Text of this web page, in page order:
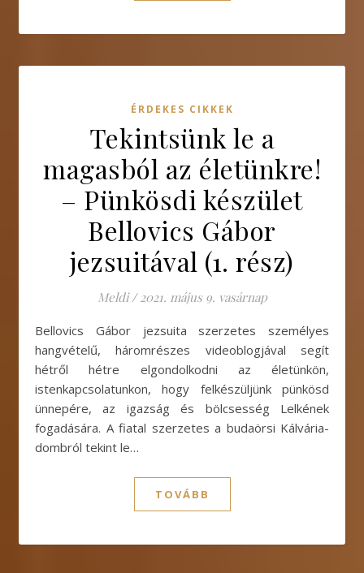
ÉRDEKES CIKKEK
Tekintsünk le a
magasból az életünkre!
– Pünkösdi készület
Bellovics Gábor
jezsuitával (1. rész)
Meldi / 2021. május 9. vasárnap
Bellovics Gábor jezsuita szerzetes személyes
hangvételű, háromrészes videoblogjával segít
hétről hétre elgondolkodni az életünkön,
istenkapcsolatunkon, hogy felkészüljünk pünkösd
ünnepére, az igazság és bölcsesség Lelkének
fogadására. A fiatal szerzetes a budaörsi Kálvária-
dombról tekint le…
TOVÁBB